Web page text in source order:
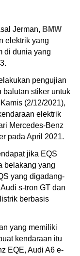
Jerman, BMW
elektrik yang
di dunia yang
pengujian
balutan stiker untuk
Kamis (2/12/2021),
elektrik
Mercedes-Benz
pada April 2021.
jika EQS
belakang yang
yang digadang-
s-tron GT dan
berbasis
yang memiliki
kendaraan itu
EQE, Audi A6 e-